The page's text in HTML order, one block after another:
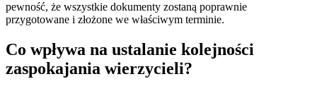
pewność, że wszystkie dokumenty zostaną poprawnie
przygotowane i złożone we właściwym terminie.
Co wpływa na ustalanie kolejności
zaspokajania wierzycieli?